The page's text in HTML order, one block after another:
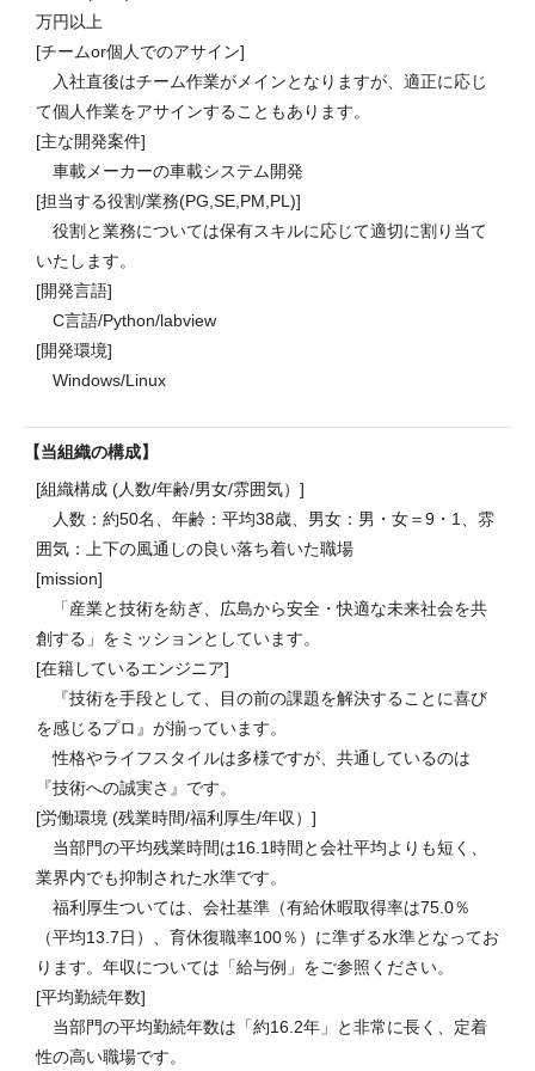
万円以上
[チームor個人でのアサイン]
入社直後はチーム作業がメインとなりますが、適正に応じ
て個人作業をアサインすることもあります。
[主な開発案件]
車載メーカーの車載システム開発
[担当する役割/業務(PG,SE,PM,PL)]
役割と業務については保有スキルに応じて適切に割り当て
いたします。
[開発言語]
C言語/Python/labview
[開発環境]
Windows/Linux
当組織の構成
[組織構成 (人数/年齢/男女/雰囲気）]
人数：約50名、年齢：平均38歳、男女：男・女＝9・1、雰
囲気：上下の風通しの良い落ち着いた職場
[mission]
「産業と技術を紡ぎ、広島から安全・快適な未来社会を共
創する」をミッションとしています。
[在籍しているエンジニア]
『技術を手段として、目の前の課題を解決することに喜び
を感じるプロ』が揃っています。
性格やライフスタイルは多様ですが、共通しているのは
『技術への誠実さ』です。
[労働環境 (残業時間/福利厚生/年収）]
当部門の平均残業時間は16.1時間と会社平均よりも短く、
業界内でも抑制された水準です。
福利厚生ついては、会社基準（有給休暇取得率は75.0％
（平均13.7日）、育休復職率100％）に準ずる水準となってお
ります。年収については「給与例」をご参照ください。
[平均勤続年数]
当部門の平均勤続年数は「約16.2年」と非常に長く、定着
性の高い職場です。